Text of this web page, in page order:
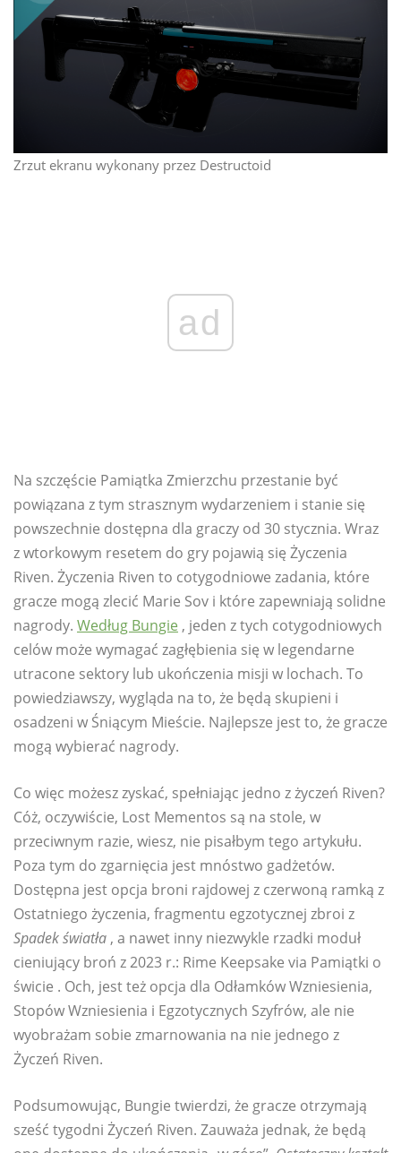
Zrzut ekranu wykonany przez Destructoid
ad
Na szczęście Pamiątka Zmierzchu przestanie być
powiązana z tym strasznym wydarzeniem i stanie się
powszechnie dostępna dla graczy od 30 stycznia. Wraz
z wtorkowym resetem do gry pojawią się Życzenia
Riven. Życzenia Riven to cotygodniowe zadania, które
gracze mogą zlecić Marie Sov i które zapewniają solidne
nagrody. Według Bungie , jeden z tych cotygodniowych
celów może wymagać zagłębienia się w legendarne
utracone sektory lub ukończenia misji w lochach. To
powiedziawszy, wygląda na to, że będą skupieni i
osadzeni w Śniącym Mieście. Najlepsze jest to, że gracze
mogą wybierać nagrody.
Co więc możesz zyskać, spełniając jedno z życzeń Riven?
Cóż, oczywiście, Lost Mementos są na stole, w
przeciwnym razie, wiesz, nie pisałbym tego artykułu.
Poza tym do zgarnięcia jest mnóstwo gadżetów.
Dostępna jest opcja broni rajdowej z czerwoną ramką z
Ostatniego życzenia, fragmentu egzotycznej zbroi z
Spadek światła , a nawet inny niezwykle rzadki moduł
cieniujący broń z 2023 r.: Rime Keepsake via Pamiątki o
świcie . Och, jest też opcja dla Odłamków Wzniesienia,
Stopów Wzniesienia i Egzotycznych Szyfrów, ale nie
wyobrażam sobie zmarnowania na nie jednego z
Życzeń Riven.
Podsumowując, Bungie twierdzi, że gracze otrzymają
sześć tygodni Życzeń Riven. Zauważa jednak, że będą